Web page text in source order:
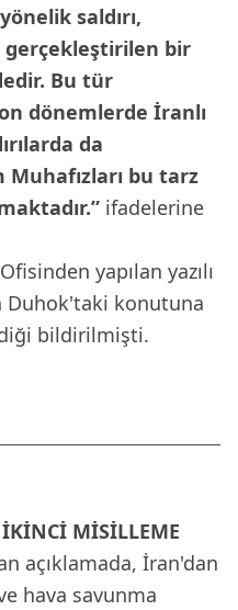
saldırı,
gerçekleştirilen bir
Bu tür
dönemlerde İranlı
da
bu tarz
ifadelerine
yapılan yazılı
Duhok'taki konutuna
bildirilmişti.
MİSİLLEME
açıklamada, İran'dan
hava savunma